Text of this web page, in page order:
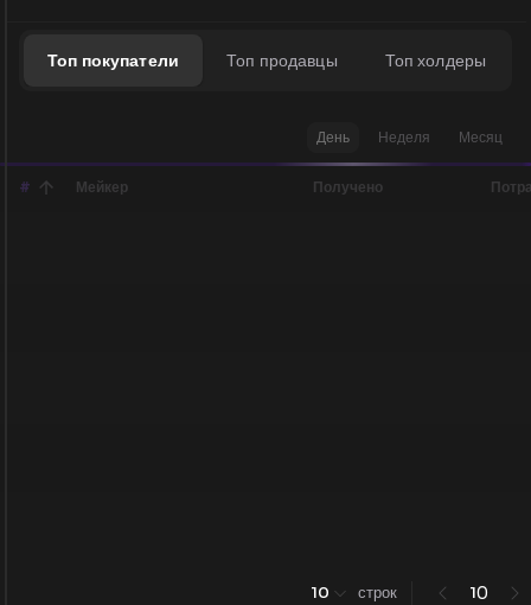
Топ покупатели Топ продавцы Топ холдеры
День Неделя Месяц
# Мейкер Получено
10 строк 10